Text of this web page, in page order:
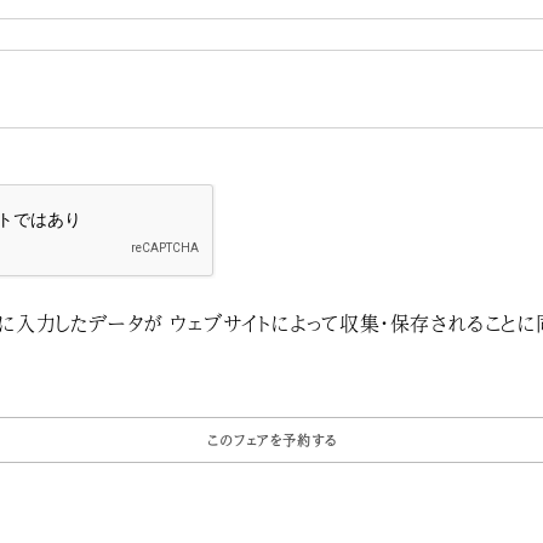
入力したデータが ウェブサイトによって収集・保存されることに